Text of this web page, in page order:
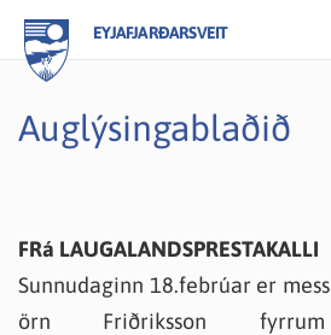
EYJAFJARÐARSVEIT
Auglýsingablaðið
FRá LAUGALANDSPRESTAKALLI
Sunnudaginn 18.febrúar er
örn Friðriksson